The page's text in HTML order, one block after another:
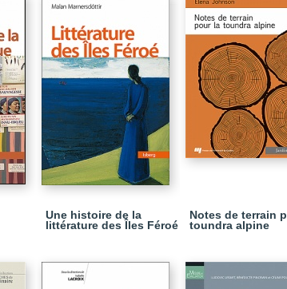
Une histoire de la
littérature des Îles Féroé
Notes de terrain
toundra alpine